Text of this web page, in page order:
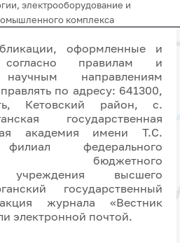
электрооборудование и
комплекса
оформленные и
согласно правилам и
научным направлениям
по адресу: 641300,
Кетовский район, с.
государственная
академия имени Т.С.
федерального
бюджетного
учреждения высшего
государственный
журнала «Вестник
электронной почтой.